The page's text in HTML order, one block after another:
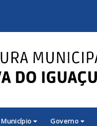
Município Governo